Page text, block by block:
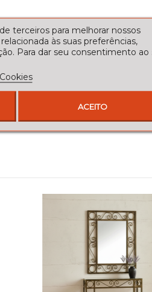
terceiros para melhorar nossos
às suas preferências,
Para dar seu consentimento ao
ACEITO